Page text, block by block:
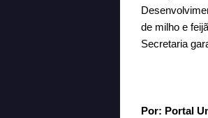
de milho e
Secretaria
Por: Portal